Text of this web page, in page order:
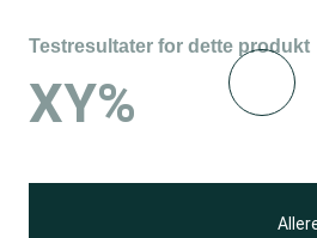
Testresultater for dette produkt
XY%